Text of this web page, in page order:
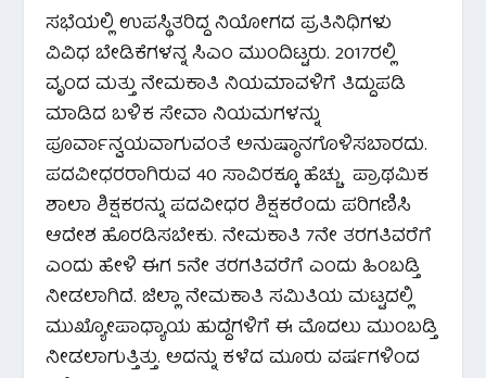
ಸಭೆಯಲ್ಲಿ ಉಪಸ್ಥಿತರಿದ್ದ ನಿಯೋಗದ ಪ್ರತಿನಿಧಿಗಳು
ವಿವಿಧ ಬೇಡಿಕೆಗಳನ್ನ ಸಿಎಂ ಮುಂದಿಟ್ಟರು. 2017ರಲ್ಲಿ
ವೃಂದ ಮತ್ತು ನೇಮಕಾತಿ ನಿಯಮಾವಳಿಗೆ ತಿದ್ದುಪಡಿ
ಮಾಡಿದ ಬಳಿಕ ಸೇವಾ ನಿಯಮಗಳನ್ನು
ಪೂರ್ವಾನ್ವಯವಾಗುವಂತೆ ಅನುಷ್ಠಾನಗೊಳಿಸಬಾರದು.
ಪದವೀಧರರಾಗಿರುವ 40 ಸಾವಿರಕ್ಕೂ ಹೆಚ್ಚು ಪ್ರಾಥಮಿಕ
ಶಾಲಾ ಶಿಕ್ಷಕರನ್ನು ಪದವೀಧರ ಶಿಕ್ಷಕರೆಂದು ಪರಿಗಣಿಸಿ
ಆದೇಶ ಹೊರಡಿಸಬೇಕು. ನೇಮಕಾತಿ 7ನೇ ತರಗತಿವರೆಗೆ
ಎಂದು ಹೇಳಿ ಈಗ 5ನೇ ತರಗತಿವರೆಗೆ ಎಂದು ಹಿಂಬಡ್ತಿ
ನೀಡಲಾಗಿದೆ. ಜಿಲ್ಲಾ ನೇಮಕಾತಿ ಸಮಿತಿಯ ಮಟ್ಟದಲ್ಲಿ
ಮುಖ್ಯೋಪಾಧ್ಯಾಯ ಹುದ್ದೆಗಳಿಗೆ ಈ ಮೊದಲು ಮುಂಬಡ್ತಿ
ನೀಡಲಾಗುತ್ತಿತ್ತು. ಅದನ್ನು ಕಳೆದ ಮೂರು ವರ್ಷಗಳಿಂದ